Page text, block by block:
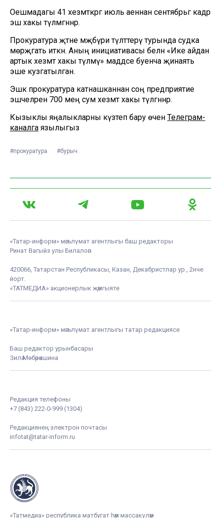
Оешмадагы 41 хезмәткәргә июль аеннан сентябрьгә кадәр
эш хакы түләмәгәннәр.
Прокуратура әҗәтне мәҗбүри түләттерү турында судка
мөрәҗәгать иткән. Аның инициативасы белән «Ике айдан
артык хезмәт хакы түләмәү» маддәсе буенча җинаять
эше кузгатылган.
Эшкә прокуратура катнашканнан соң предприятие
эшчеләренә 700 мең сум хезмәт хакы түләгәннәр.
Кызыклы яңалыкларны күзәтеп бару өчен Телеграм-
каналга язылыгыз
#прокуратура #бурыч
«Татар-информ» мәгълүмат агентлыгы баш редакторы
Ринат Вагыйз улы Билалов
420066, Татарстан Республикасы, Казан, Декабристлар ур., 2нче
йорт.
«ТАТМЕДИА» акционерлык җәмгыяте
«Татар-информ» мәгълүмат агентлыгы татар редакциясе
Баш редактор урынбасары
Зилә Мөбәрәкшина
Редакция телефоны
+7 (843) 222-0-999 (1304)
Редакциянең электрон почтасы
infotat@tatar-inform.ru
«Татмедиа» республика матбугат һәм массакүләм